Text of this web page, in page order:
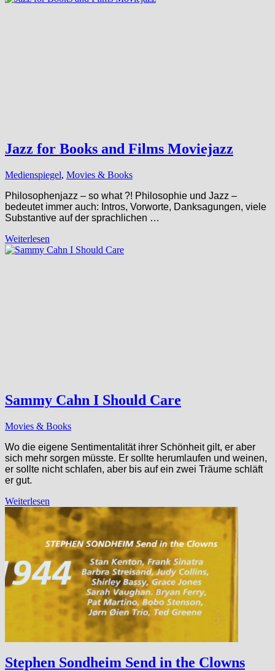
Jazz for Books and Films Moviejazz
Medienspiegel, Movies & Books
Philosophenjazz – so what ?! Philosophie und Jazz –
bedeutet immer auch: Intros, Vorworte, Danksagungen, viele
Substantive auf der sprachlichen …
Weiterlesen
Sammy Cahn I Should Care
Movies & Books
Wo die eigene Sentimentalität ihrer Schönheit gilt, er aber
sich mehr sorgen müsste. Er sollte herumlaufen und weinen,
er sollte nicht schlafen, aber bis auf ein zwei Träume schläft
er gut.
Weiterlesen
Stephen Sondheim Send in the Clowns